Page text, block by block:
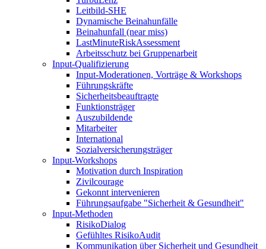
Leitbild-SHE
Dynamische Beinahunfälle
Beinahunfall (near miss)
LastMinuteRiskAssessment
Arbeitsschutz bei Gruppenarbeit
Input-Qualifizierung
Input-Moderationen, Vorträge & Workshops
Führungskräfte
Sicherheitsbeauftragte
Funktionsträger
Auszubildende
Mitarbeiter
International
Sozialversicherungsträger
Input-Workshops
Motivation durch Inspiration
Zivilcourage
Gekonnt intervenieren
Führungsaufgabe "Sicherheit & Gesundheit"
Input-Methoden
RisikoDialog
Gefühltes RisikoAudit
Kommunikation über Sicherheit und Gesundheit